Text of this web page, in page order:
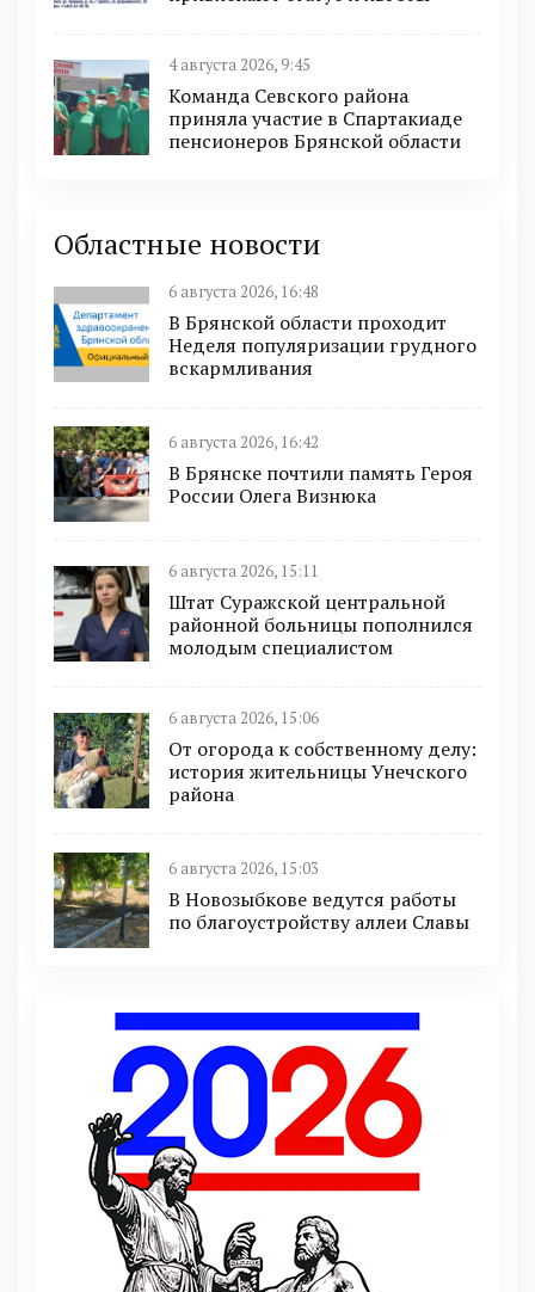
4 августа 2026, 9:45
Команда Севского района
приняла участие в Спартакиаде
пенсионеров Брянской области
Областные новости
6 августа 2026, 16:48
В Брянской области проходит
Неделя популяризации грудного
вскармливания
6 августа 2026, 16:42
В Брянске почтили память Героя
России Олега Визнюка
6 августа 2026, 15:11
Штат Суражской центральной
районной больницы пополнился
молодым специалистом
6 августа 2026, 15:06
От огорода к собственному делу:
история жительницы Унечского
района
6 августа 2026, 15:03
В Новозыбкове ведутся работы
по благоустройству аллеи Славы